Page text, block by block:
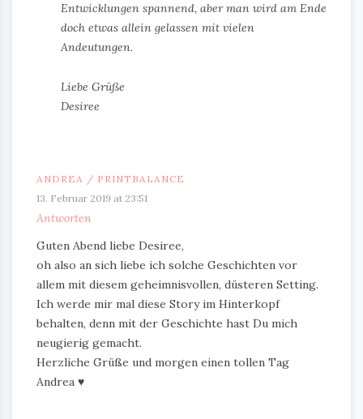
Entwicklungen spannend, aber man wird am Ende
doch etwas allein gelassen mit vielen
Andeutungen.
Liebe Grüße
Desiree
ANDREA / PRINTBALANCE
13. Februar 2019 at 23:51
Antworten
Guten Abend liebe Desiree,
oh also an sich liebe ich solche Geschichten vor
allem mit diesem geheimnisvollen, düsteren Setting.
Ich werde mir mal diese Story im Hinterkopf
behalten, denn mit der Geschichte hast Du mich
neugierig gemacht.
Herzliche Grüße und morgen einen tollen Tag
Andrea ♥